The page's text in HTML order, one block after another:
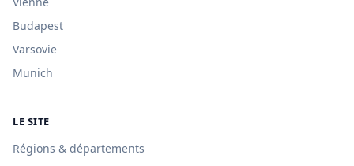
Budapest
Varsovie
Munich
LE SITE
Régions & départements